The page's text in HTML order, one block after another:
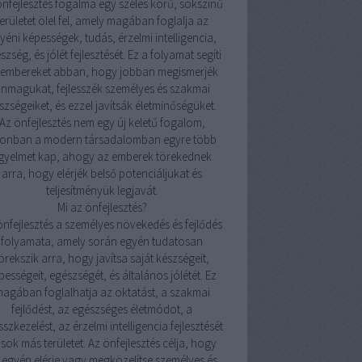
fogalma egy széles körű, sokszínű
ölel fel, amely magában foglalja az
képességek, tudás, érzelmi intelligencia,
és jólét fejlesztését. Ez a folyamat segíti
abban, hogy jobban megismerjék
fejlesszék személyes és szakmai
és ezzel javítsák életminőségüket.
Az önfejlesztés nem egy új keletű fogalom,
a modern társadalomban egyre több
kap, ahogy az emberek törekednek
arra, hogy elérjék belső potenciáljukat és
teljesítményük legjavát.
Mi az önfejlesztés?
a személyes növekedés és fejlődés
folyamata, amely során egyén tudatosan
arra, hogy javítsa saját készségeit,
egészségét, és általános jólétét. Ez
foglalhatja az oktatást, a szakmai
fejlődést, az egészséges életmódot, a
az érzelmi intelligencia fejlesztését
sok más területet. Az önfejlesztés célja, hogy